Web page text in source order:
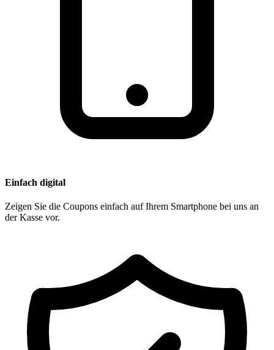
Einfach digital
Zeigen Sie die Coupons einfach auf Ihrem Smartphone bei uns an
der Kasse vor.